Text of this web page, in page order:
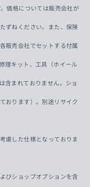
価格については販売会社が
ずねください。また、保険
販売会社でセットする付属
理キット、工具（ホイール
含まれておりません。ショ
おります）。別途リサイク
慮した仕様となっておりま
びショップオプションを含